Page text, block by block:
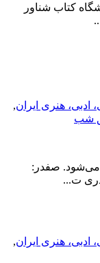
بزرگ‌ترین نمایشگاه کتاب شناور
ادبی، هنری ایران,
شب
می‌شود. صفدر:
ت...
ادبی، هنری ایران,